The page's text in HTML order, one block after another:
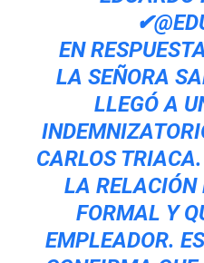
✔
EN
LA SEÑORA
LLEGÓ A
CARLOS
LA RELACIÓN
FORMAL Y
EMPLEADOR.